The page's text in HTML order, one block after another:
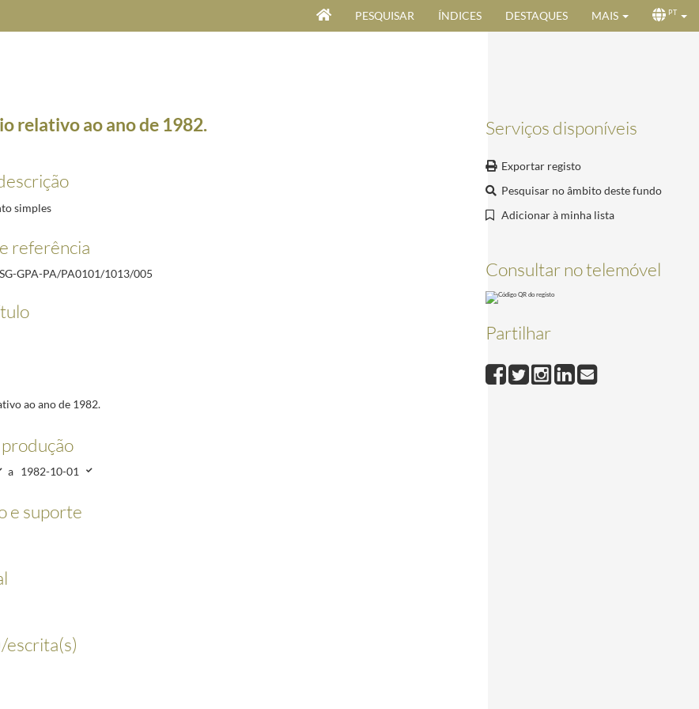
PESQUISAR ÍNDICES DESTAQUES MAIS PT
em nome do portador, relativa ao levantamento de 2 quadros pertencentes à coleção do Museu e depositados temporariamente no Palácio Nacional de Belém.
1979-07-04/1979-
de 1981, pelo Depósito Geral de Material Sanitário.
cedidas por empréstimo, a título precário, pelo Museu Nacional de Arte Antiga, para ficarem depositadas na residência oficial do Presidente da República.
da República, para a Residência do Presidente da República.
Serviços disponíveis
Exportar registo
Pesquisar no âmbito deste fundo
Adicionar à minha lista
Consultar no telemóvel
Partilhar
relativo ao ano de 1982.
simples
referência
GPA-PA/PA0101/1013/005
ao ano de 1982.
a 1982-10-01
e suporte
escrita(s)